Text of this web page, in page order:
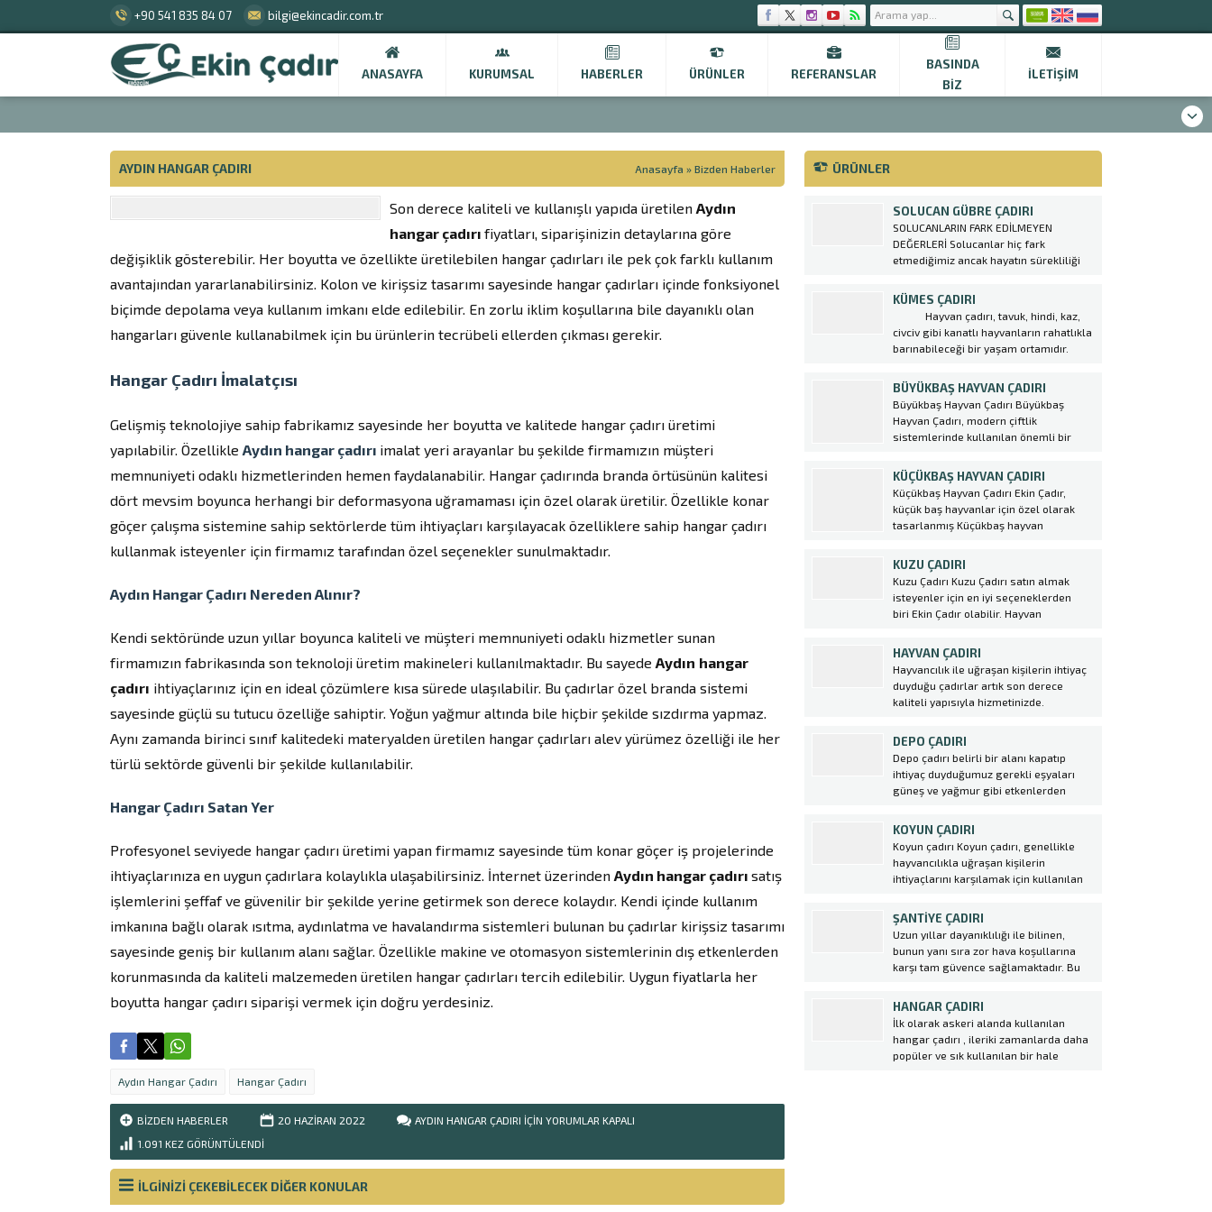
+90 541 835 84 07 bilgi@ekincadir.com.tr
ANASAYFA KURUMSAL HABERLER ÜRÜNLER REFERANSLAR
BASINDA
BIZ
İLETIŞIM
AYDIN HANGAR ÇADIRI Anasayfa » Bizden Haberler
Son derece kaliteli ve kullanışlı yapıda üretilen Aydın
hangar çadırı fiyatları, siparişinizin detaylarına göre
değişiklik gösterebilir. Her boyutta ve özellikte üretilebilen hangar çadırları ile pek çok farklı kullanım
avantajından yararlanabilirsiniz. Kolon ve kirişsiz tasarımı sayesinde hangar çadırları içinde fonksiyonel
biçimde depolama veya kullanım imkanı elde edilebilir. En zorlu iklim koşullarına bile dayanıklı olan
hangarları güvenle kullanabilmek için bu ürünlerin tecrübeli ellerden çıkması gerekir.
Hangar Çadırı İmalatçısı
Gelişmiş teknolojiye sahip fabrikamız sayesinde her boyutta ve kalitede hangar çadırı üretimi
yapılabilir. Özellikle Aydın hangar çadırı imalat yeri arayanlar bu şekilde firmamızın müşteri
memnuniyeti odaklı hizmetlerinden hemen faydalanabilir. Hangar çadırında branda örtüsünün kalitesi
dört mevsim boyunca herhangi bir deformasyona uğramaması için özel olarak üretilir. Özellikle konar
göçer çalışma sistemine sahip sektörlerde tüm ihtiyaçları karşılayacak özelliklere sahip hangar çadırı
kullanmak isteyenler için firmamız tarafından özel seçenekler sunulmaktadır.
Aydın Hangar Çadırı Nereden Alınır?
Kendi sektöründe uzun yıllar boyunca kaliteli ve müşteri memnuniyeti odaklı hizmetler sunan
firmamızın fabrikasında son teknoloji üretim makineleri kullanılmaktadır. Bu sayede Aydın hangar
çadırı ihtiyaçlarınız için en ideal çözümlere kısa sürede ulaşılabilir. Bu çadırlar özel branda sistemi
sayesinde güçlü su tutucu özelliğe sahiptir. Yoğun yağmur altında bile hiçbir şekilde sızdırma yapmaz.
Aynı zamanda birinci sınıf kalitedeki materyalden üretilen hangar çadırları alev yürümez özelliği ile her
türlü sektörde güvenli bir şekilde kullanılabilir.
Hangar Çadırı Satan Yer
Profesyonel seviyede hangar çadırı üretimi yapan firmamız sayesinde tüm konar göçer iş projelerinde
ihtiyaçlarınıza en uygun çadırlara kolaylıkla ulaşabilirsiniz. İnternet üzerinden Aydın hangar çadırı satış
işlemlerini şeffaf ve güvenilir bir şekilde yerine getirmek son derece kolaydır. Kendi içinde kullanım
imkanına bağlı olarak ısıtma, aydınlatma ve havalandırma sistemleri bulunan bu çadırlar kirişsiz tasarımı
sayesinde geniş bir kullanım alanı sağlar. Özellikle makine ve otomasyon sistemlerinin dış etkenlerden
korunmasında da kaliteli malzemeden üretilen hangar çadırları tercih edilebilir. Uygun fiyatlarla her
boyutta hangar çadırı siparişi vermek için doğru yerdesiniz.
Aydın Hangar Çadırı Hangar Çadırı
BIZDEN HABERLER 20 HAZIRAN 2022 AYDIN HANGAR ÇADIRI IÇIN YORUMLAR KAPALI
1.091 KEZ GÖRÜNTÜLENDI
İLGİNİZİ ÇEKEBİLECEK DİĞER KONULAR
ÜRÜNLER
SOLUCAN GÜBRE ÇADIRI
SOLUCANLARIN FARK EDİLMEYEN
DEĞERLERİ Solucanlar hiç fark
etmediğimiz ancak hayatın sürekliliği
varlıklardır. Toprak solucanlarının
varlığı kadar kompost solucanları da bir
o kadar önemlidir. Organik gıda
üretiminde hem toprağı gübreleyen
hem de yararlı olmayan böceklerin
KÜMES ÇADIRI
Hayvan çadırı, tavuk, hindi, kaz,
civciv gibi kanatlı hayvanların rahatlıkla
barınabileceği bir yaşam ortamıdır.
çiftliği oluşturmak amacıyla kurulan
Kümes Çadırı ger geçen gün
artmaktadır. Yeni iş alanı kurmak
isteyen girişimcilerin çoğunlukla tercih
BÜYÜKBAŞ HAYVAN ÇADIRI
Büyükbaş Hayvan Çadırı Büyükbaş
Hayvan Çadırı, modern çiftlik
sistemlerinde kullanılan önemli bir
barınma ihtiyacını karşılayarak onların
sağlıklı bir şekilde beslenmesine
olanak sağlar. Ekin Çadır tarafından
üretilen bu çadırlar, dayanıklı ve uzun
ömürlü malzemelerden yapılmıştır.
KÜÇÜKBAŞ HAYVAN ÇADIRI
Küçükbaş Hayvan Çadırı Ekin Çadır,
küçük baş hayvanlar için özel olarak
tasarlanmış Küçükbaş hayvan
hayvanların rahatça barınabileceği,
korunabileceği ve doğal şartlardan
etkilenmeden yetiştirilebileceği alanlar
sağlamaktadır. Küçükbaş hayvan
yetiştiriciliği yapan çiftçiler için hayvan
almak oldukça önemlidir....
KUZU ÇADIRI
Kuzu Çadırı Kuzu Çadırı satın almak
isteyenler için en iyi seçeneklerden
biri Ekin Çadır olabilir. Hayvan
firma, yüksek kaliteli malzemeler
kullanarak dayanıklı ve uzun ömürlü
çadırlar üretmektedir. Kuzu
Çadırı kurulumu oldukça kolaydır ve
çiftlik sahiplerine büyük avantajlar
HAYVAN ÇADIRI
Hayvancılık ile uğraşan kişilerin ihtiyaç
duyduğu çadırlar artık son derece
kaliteli yapısıyla hizmetinizde.
imal edilmiş, kaliteli ve dayanıklı
şekilde üretilerek piyasaya
sunulmuştur. Ekin çadır olarak her
zaman yenilikçi tasamı ve güvenilir
markasıyla bir...
DEPO ÇADIRI
Depo çadırı belirli bir alanı kapatıp
ihtiyaç duyduğumuz gerekli eşyaları
güneş ve yağmur gibi etkenlerden
sistemidir. Betonarme yapıların aksine
daha hızlı kurulum ve maliyetsiz bir
sistemdir. Betonarme yapılar günümüz
şartlarında çok prosedür gerektiren
yapılardır....
KOYUN ÇADIRI
Koyun çadırı Koyun çadırı, genellikle
hayvancılıkla uğraşan kişilerin
ihtiyaçlarını karşılamak için kullanılan
genellikle koyunların barınması ve
korunması amacıyla kullanılır. Ekin
Çadır tarafından üretilen koyun
çadırları, yüksek kaliteli malzemeler
kullanılarak dayanıklı ve uzun
ŞANTIYE ÇADIRI
Uzun yıllar dayanıklılığı ile bilinen,
bunun yanı sıra zor hava koşullarına
karşı tam güvence sağlamaktadır. Bu
olarak kullanılmaktadır. Şantiye
alanlarınızda her türlü gerek kısa
ihtiyaçlarınız için Ekin Çadır
olarak şantiye çadırı üretiyoruz....
HANGAR ÇADIRI
İlk olarak askeri alanda kullanılan
hangar çadırı , ileriki zamanlarda daha
popüler ve sık kullanılan bir hale